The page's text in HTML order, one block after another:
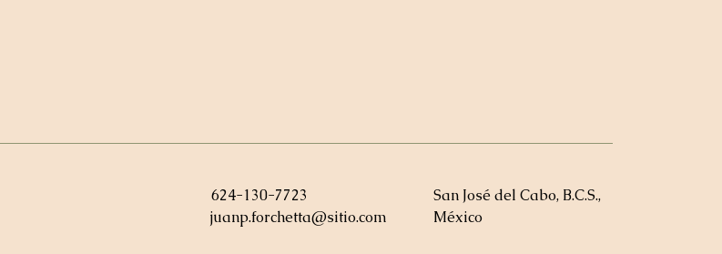
624-130-7723
juanp.forchetta@sitio.com
San José del Cabo, B.C.S.,
México